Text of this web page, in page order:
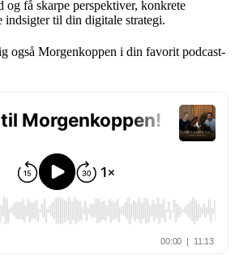
få skarpe perspektiver, konkrete
til din digitale strategi.
også Morgenkoppen i din favorit podcast-